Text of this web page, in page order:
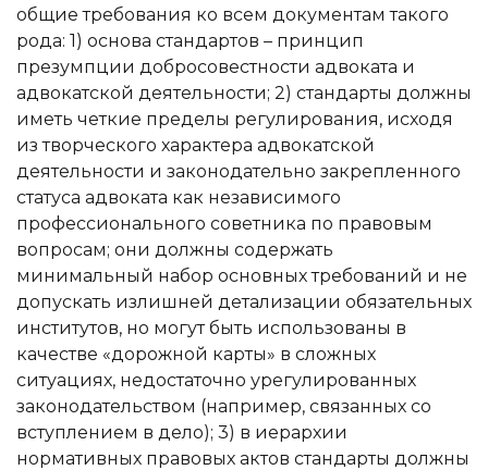
общие требования ко всем документам такого
рода: 1) основа стандартов – принцип
презумпции добросовестности адвоката и
адвокатской деятельности; 2) стандарты должны
иметь четкие пределы регулирования, исходя
из творческого характера адвокатской
деятельности и законодательно закрепленного
статуса адвоката как независимого
профессионального советника по правовым
вопросам; они должны содержать
минимальный набор основных требований и не
допускать излишней детализации обязательных
институтов, но могут быть использованы в
качестве «дорожной карты» в сложных
ситуациях, недостаточно урегулированных
законодательством (например, связанных со
вступлением в дело); 3) в иерархии
нормативных правовых актов стандарты должны